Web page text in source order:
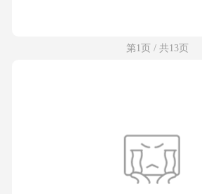
第1页 / 共13页